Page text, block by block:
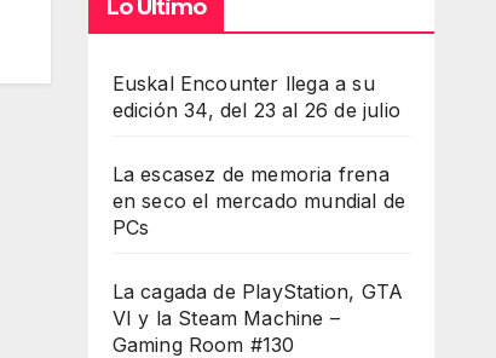
Lo Último
Euskal Encounter llega a su
edición 34, del 23 al 26 de julio
La escasez de memoria frena
en seco el mercado mundial de
PCs
La cagada de PlayStation, GTA
VI y la Steam Machine –
Gaming Room #130